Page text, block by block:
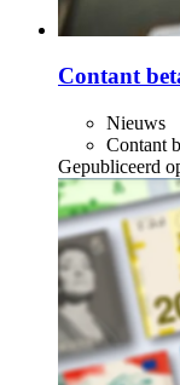
Contant
Nieuws
Contant
Gepubliceerd